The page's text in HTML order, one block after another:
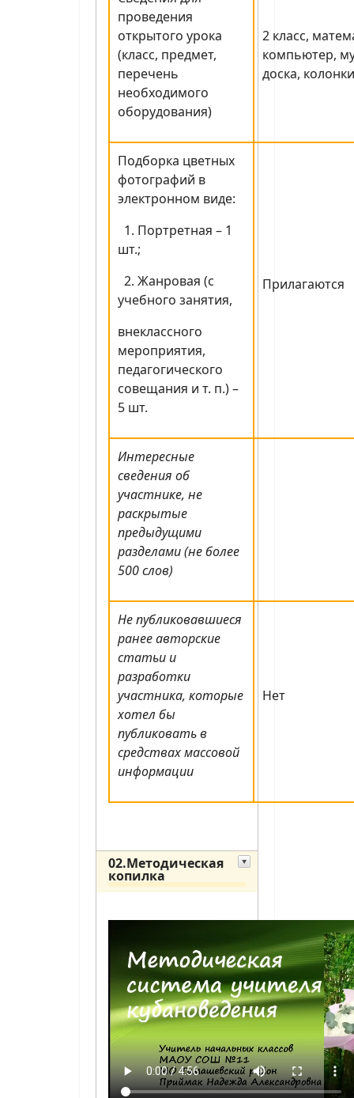
проведения
открытого урока
(класс, предмет,
перечень
необходимого
оборудования)
2 класс,
компьютер,
доска,
Подборка цветных
фотографий в
электронном виде:
1. Портретная – 1
шт.;
2. Жанровая (с
учебного занятия,
внеклассного
мероприятия,
педагогического
совещания и т. п.) –
5 шт.
Прилагаются
Интересные
сведения об
участнике, не
раскрытые
предыдущими
разделами (не более
500 слов)
Не публиковавшиеся
ранее авторские
статьи и
разработки
участника, которые
хотел бы
публиковать в
средствах массовой
информации
Нет
02.Методическая
копилка